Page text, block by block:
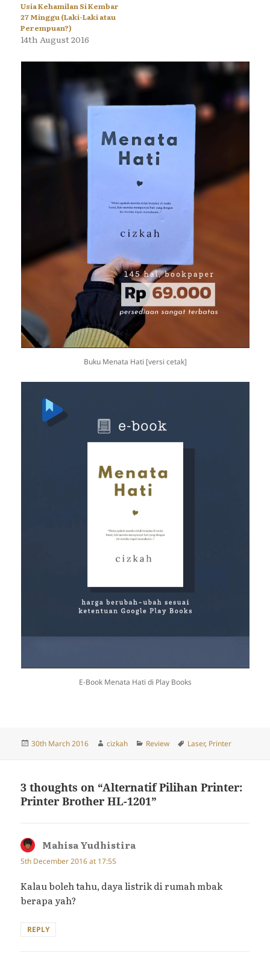
Usia Kehamilan Si Kembar
27 Minggu (Laki-Laki atau
Perempuan?)
14th August 2016
Buku Menata Hati [versi cetak]
E-Book Menata Hati di Play Books
Posted
30th March 2016 Author
cizkah Categories
Review Tags
Laser, Printer
3 thoughts on “Alternatif Pilihan Printer:
Printer Brother HL-1201”
Mahisa Yudhistira
5th December 2016 at 17:55
Kalau boleh tahu, daya listrik di rumah mbak
berapa yah?
REPLY